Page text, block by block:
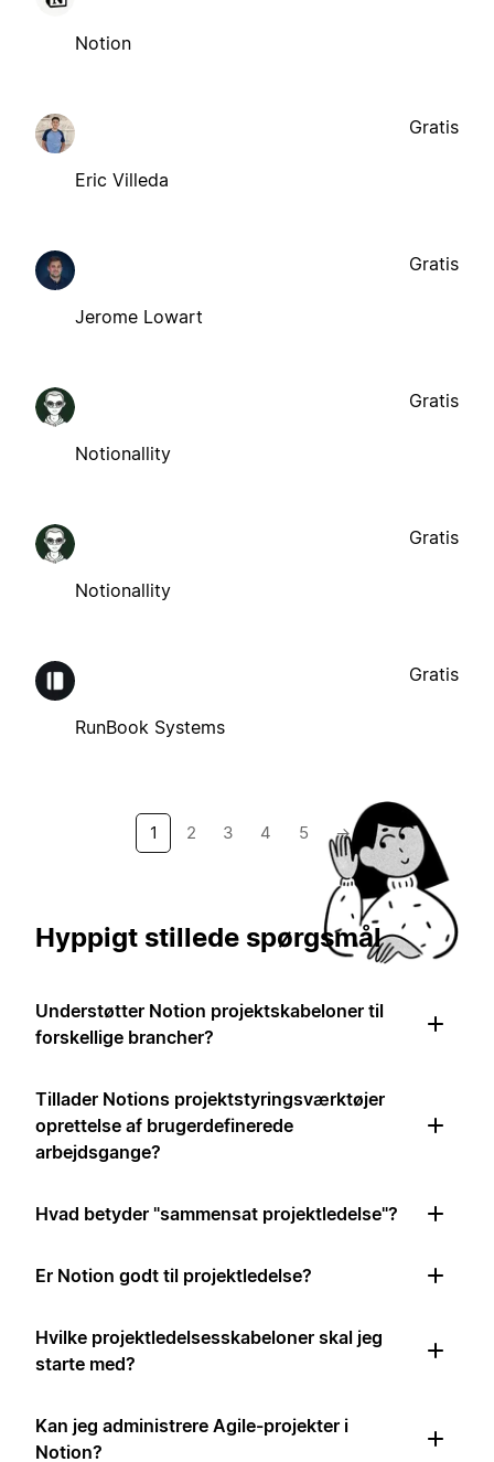
Notion
Eric Villeda
Gratis
Jerome Lowart
Gratis
Notionallity
Gratis
Notionallity
Gratis
RunBook Systems
Gratis
1 2 3 4 5 →
Hyppigt stillede spørgsmål
Understøtter Notion projektskabeloner til
forskellige brancher?
Tillader Notions projektstyringsværktøjer
oprettelse af brugerdefinerede
arbejdsgange?
Hvad betyder "sammensat projektledelse"?
Er Notion godt til projektledelse?
Hvilke projektledelsesskabeloner skal jeg
starte med?
Kan jeg administrere Agile-projekter i
Notion?